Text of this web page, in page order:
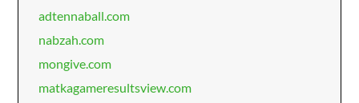
adtennaball.com
nabzah.com
mongive.com
matkagameresultsview.com